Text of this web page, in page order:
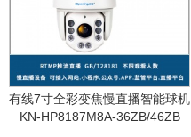
有线7寸全彩变焦慢直播智能球机
KN-HP8187M8A-36ZB/46ZB